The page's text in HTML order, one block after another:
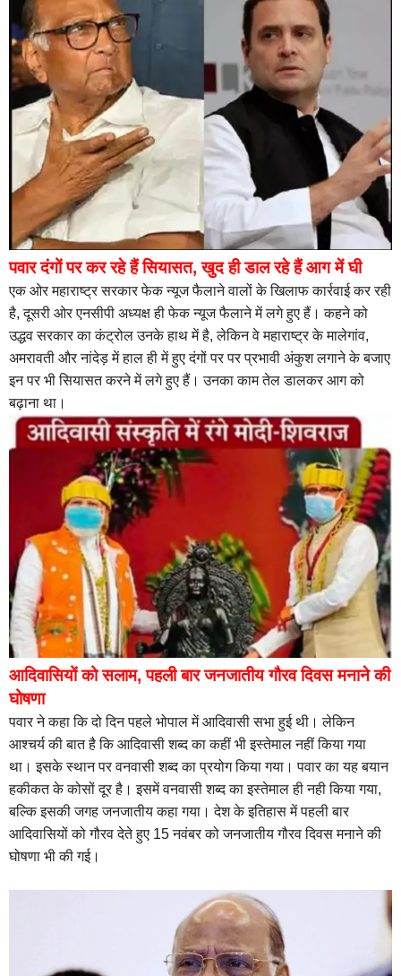
पवार दंगों पर कर रहे हैं सियासत, खुद ही डाल रहे हैं आग में घी
एक ओर महाराष्ट्र सरकार फेक न्यूज फैलाने वालों के खिलाफ कार्रवाई कर रही
है, दूसरी ओर एनसीपी अध्यक्ष ही फेक न्यूज फैलाने में लगे हुए हैं। कहने को
उद्धव सरकार का कंट्रोल उनके हाथ में है, लेकिन वे महाराष्ट्र के मालेगांव,
अमरावती और नांदेड़ में हाल ही में हुए दंगों पर पर प्रभावी अंकुश लगाने के बजाए
इन पर भी सियासत करने में लगे हुए हैं। उनका काम तेल डालकर आग को
बढ़ाना था।
आदिवासियों को सलाम, पहली बार जनजातीय गौरव दिवस मनाने की
घोषणा
पवार ने कहा कि दो दिन पहले भोपाल में आदिवासी सभा हुई थी। लेकिन
आश्चर्य की बात है कि आदिवासी शब्द का कहीं भी इस्तेमाल नहीं किया गया
था। इसके स्थान पर वनवासी शब्द का प्रयोग किया गया। पवार का यह बयान
हकीकत के कोसों दूर है। इसमें वनवासी शब्द का इस्तेमाल ही नही किया गया,
बल्कि इसकी जगह जनजातीय कहा गया। देश के इतिहास में पहली बार
आदिवासियों को गौरव देते हुए 15 नवंबर को जनजातीय गौरव दिवस मनाने की
घोषणा भी की गई।